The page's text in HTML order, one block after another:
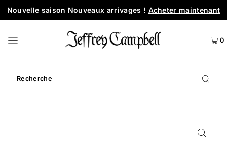
Nouvelle saison Nouveaux arrivages ! Acheter maintenant
0